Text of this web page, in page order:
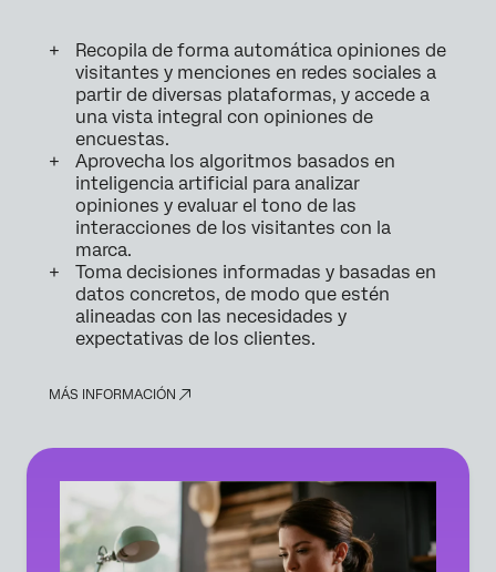
Recopila de forma automática opiniones de
visitantes y menciones en redes sociales a
partir de diversas plataformas, y accede a
una vista integral con opiniones de
encuestas.
Aprovecha los algoritmos basados en
inteligencia artificial para analizar
opiniones y evaluar el tono de las
interacciones de los visitantes con la
marca.
Toma decisiones informadas y basadas en
datos concretos, de modo que estén
alineadas con las necesidades y
expectativas de los clientes.
MÁS INFORMACIÓN